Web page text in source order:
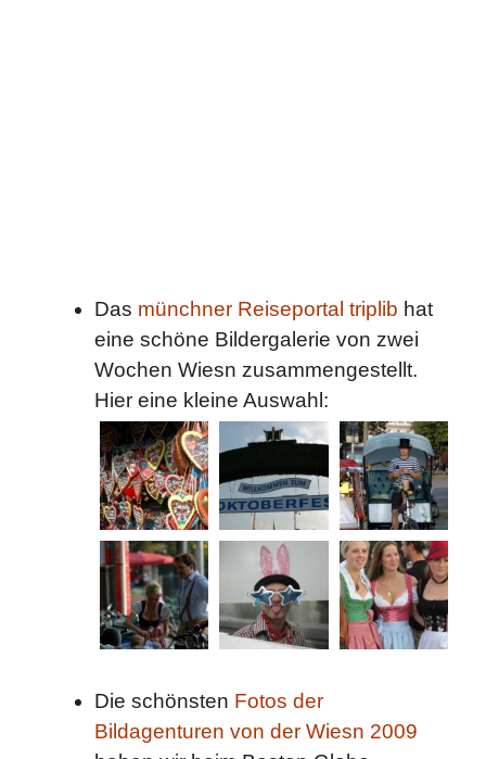
Das münchner Reiseportal triplib hat
eine schöne Bildergalerie von zwei
Wochen Wiesn zusammengestellt.
Hier eine kleine Auswahl:
Die schönsten Fotos der
Bildagenturen von der Wiesn 2009